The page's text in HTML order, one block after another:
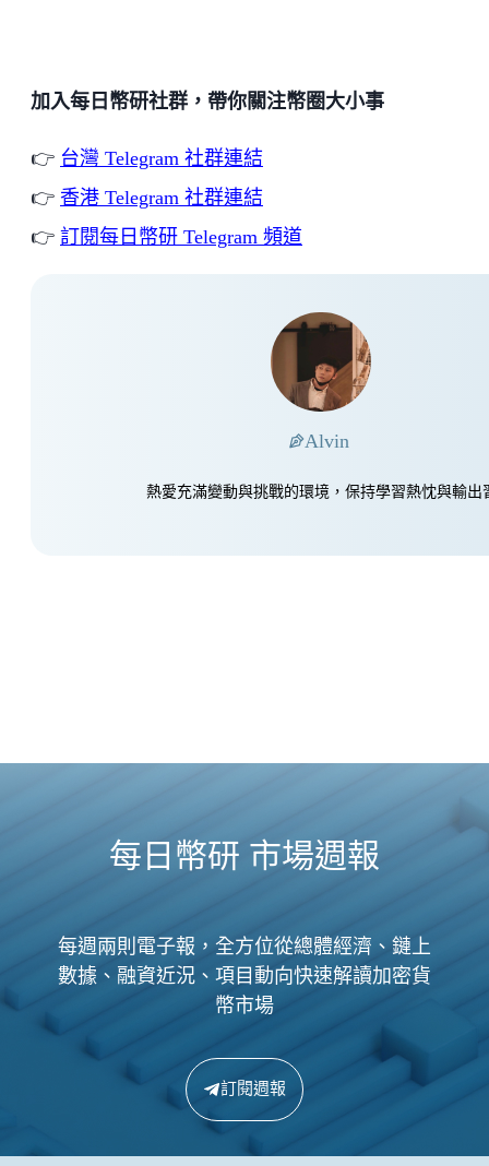
加入每日幣研社群，帶你關注幣圈大小事
👉 台灣 Telegram 社群連結
👉 香港 Telegram 社群連結
👉 訂閱每日幣研 Telegram 頻道
Alvin
熱愛充滿變動與挑戰的環境，保持學習熱忱與輸出
每日幣研 市場週報
每週兩則電子報，全方位從總體經濟、鏈上
數據、融資近況、項目動向快速解讀加密貨
幣市場
訂閱週報